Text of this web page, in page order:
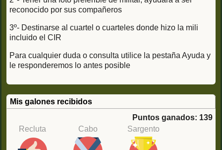
reconocido por sus compañeros
3º- Destinarse al cuartel o cuarteles donde hizo la mili
incluido el CIR
Para cualquier duda o consulta utilice la pestaña Ayuda y
le responderemos lo antes posible
Mis galones recibidos
Puntos ganados: 139
Recluta
Cabo Sargento